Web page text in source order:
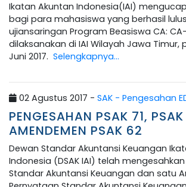
Ikatan Akuntan Indonesia(IAI)
bagi para mahasiswa yang berhasil
ujiansaringan Program Beasiswa CA:
dilaksanakan di IAI Wilayah Jawa Timur,
Juni 2017. Selengkapnya...
02 Agustus 2017 - SAK - Pengesahan
PENGESAHAN PSAK 71,
AMENDEMEN PSAK 62
Dewan Standar Akuntansi Keuangan
Indonesia (DSAK IAI) telah
Standar Akuntansi Keuangan dan satu